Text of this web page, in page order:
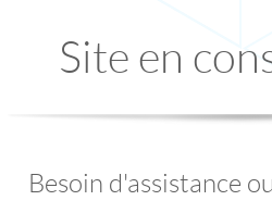
Site en
Besoin d'assistance